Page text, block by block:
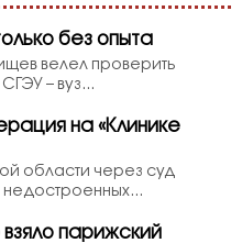
без опыта
велел проверить
– вуз...
на «Клинике
области через суд
недостроенных...
парижский